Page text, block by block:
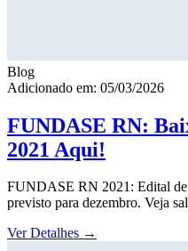
Blog
Adicionado em: 05/03/2026
FUNDASE RN:
2021 Aqui!
FUNDASE RN 2021: Edital
previsto para dezembro. Veja
Ver Detalhes →